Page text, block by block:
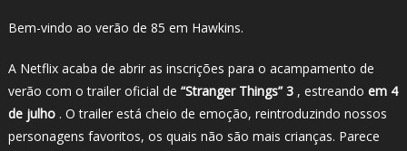
Bem-vindo ao verão de 85 em Hawkins.
A Netflix acaba de abrir as inscrições para o acampamento de
verão com o trailer oficial de “Stranger Things” 3, estreando em 4
de julho. O trailer está cheio de emoção, reintroduzindo nossos
personagens favoritos, os quais não são mais crianças. Parece